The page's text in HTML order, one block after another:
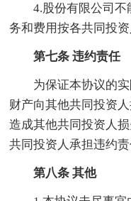
4.股份有限公司
务和费用按各共同投资
第七条 违约责任
为保证本协议的
财产向其他共同投资
造成其他共同投资人
共同投资人承担违约责
第八条 其他